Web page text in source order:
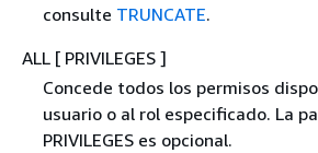
consulte TRUNCATE.
ALL [ PRIVILEGES ]
Concede todos los permisos
usuario o al rol especificado. La
PRIVILEGES es opcional.